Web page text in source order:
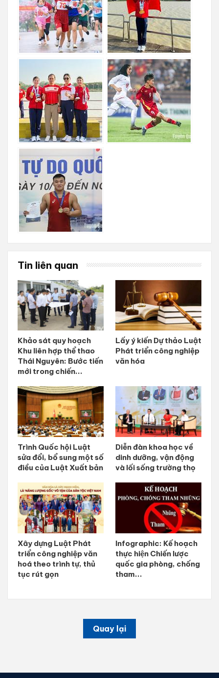
Tin liên quan
Khảo sát quy hoạch
Khu liên hợp thể thao
Thái Nguyên: Bước tiến
mới trong chiến...
Lấy ý kiến Dự thảo Luật
Phát triển công nghiệp
văn hóa
Trình Quốc hội Luật
sửa đổi, bổ sung một số
điều của Luật Xuất bản
Diễn đàn khoa học về
dinh dưỡng, vận động
và lối sống trường thọ
Xây dựng Luật Phát
triển công nghiệp văn
hoá theo trình tự, thủ
tục rút gọn
Infographic: Kế hoạch
thực hiện Chiến lược
quốc gia phòng, chống
tham...
Quay lại